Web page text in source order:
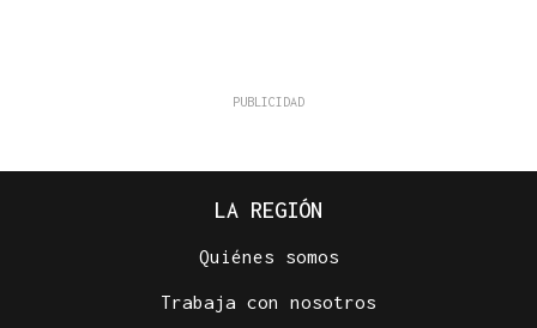
LA REGIÓN
Quiénes somos
Trabaja con nosotros